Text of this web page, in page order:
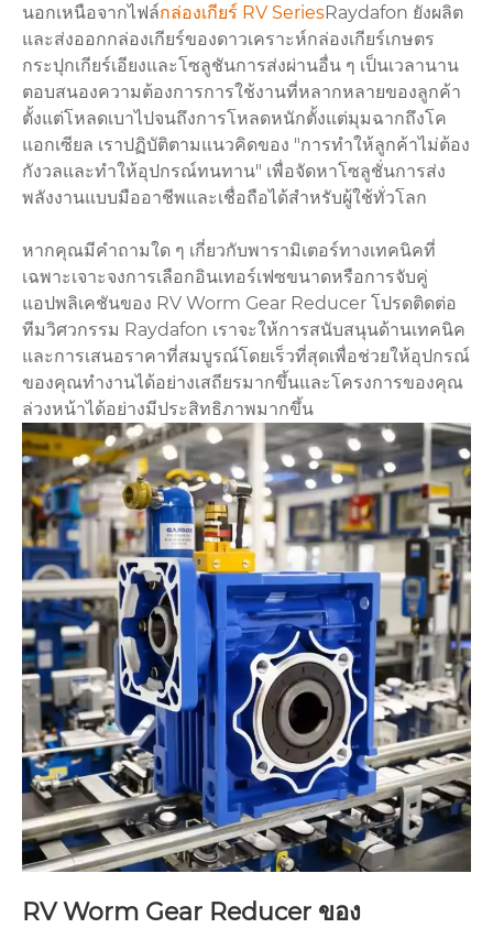
นอกเหนือจากไฟล์กล่องเกียร์ RV SeriesRaydafon ยังผลิต
และส่งออกกล่องเกียร์ของดาวเคราะห์กล่องเกียร์เกษตร
กระปุกเกียร์เอียงและโซลูชันการส่งผ่านอื่น ๆ เป็นเวลานาน
ตอบสนองความต้องการการใช้งานที่หลากหลายของลูกค้า
ตั้งแต่โหลดเบาไปจนถึงการโหลดหนักตั้งแต่มุมฉากถึงโค
แอกเซียล เราปฏิบัติตามแนวคิดของ "การทำให้ลูกค้าไม่ต้อง
กังวลและทำให้อุปกรณ์ทนทาน" เพื่อจัดหาโซลูชั่นการส่ง
พลังงานแบบมืออาชีพและเชื่อถือได้สำหรับผู้ใช้ทั่วโลก
หากคุณมีคำถามใด ๆ เกี่ยวกับพารามิเตอร์ทางเทคนิคที่
เฉพาะเจาะจงการเลือกอินเทอร์เฟซขนาดหรือการจับคู่
แอปพลิเคชันของ RV Worm Gear Reducer โปรดติดต่อ
ทีมวิศวกรรม Raydafon เราจะให้การสนับสนุนด้านเทคนิค
และการเสนอราคาที่สมบูรณ์โดยเร็วที่สุดเพื่อช่วยให้อุปกรณ์
ของคุณทำงานได้อย่างเสถียรมากขึ้นและโครงการของคุณ
ล่วงหน้าได้อย่างมีประสิทธิภาพมากขึ้น
RV Worm Gear Reducer ของ